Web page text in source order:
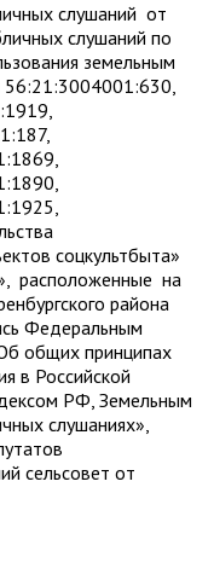
слушаний от
слушаний по
земельным
56:21:3004001:630,
соцкультбыта»
расположенные на
района
Федеральным
общих принципах
в Российской
РФ, Земельным
слушаниях»,
сельсовет от